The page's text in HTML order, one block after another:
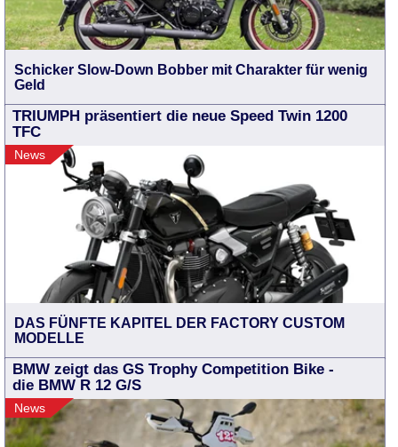
Schicker Slow-Down Bobber mit Charakter für wenig
Geld
TRIUMPH präsentiert die neue Speed Twin 1200
TFC
News
DAS FÜNFTE KAPITEL DER FACTORY CUSTOM
MODELLE
BMW zeigt das GS Trophy Competition Bike -
die BMW R 12 G/S
News